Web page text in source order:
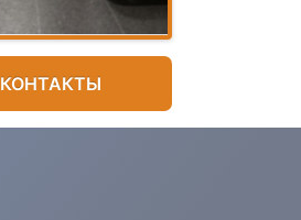
КОНТАКТЫ